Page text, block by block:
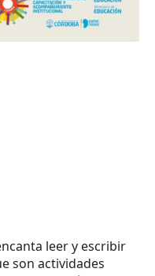
leer y escribir
son actividades